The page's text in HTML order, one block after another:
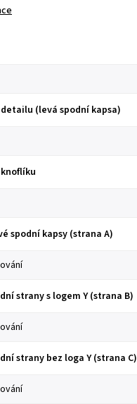
(levá spodní kapsa)
spodní kapsy (strana A)
strany s logem Y (strana B)
strany bez loga Y (strana C)